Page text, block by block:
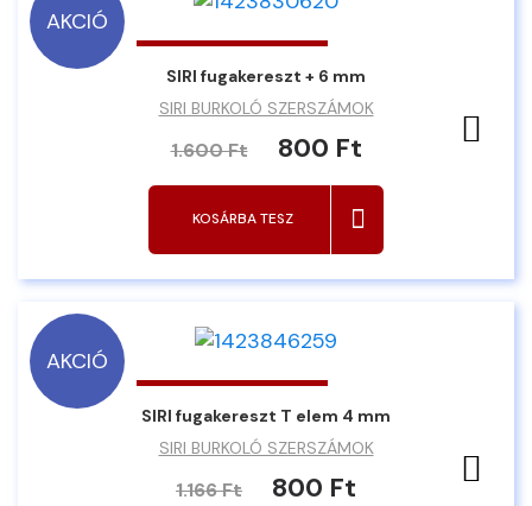
AKCIÓ
SIRI fugakereszt + 6 mm
SIRI BURKOLÓ SZERSZÁMOK
1.600 Ft 800 Ft
KOSÁRBA TESZ
AKCIÓ
SIRI fugakereszt T elem 4 mm
SIRI BURKOLÓ SZERSZÁMOK
1.166 Ft 800 Ft